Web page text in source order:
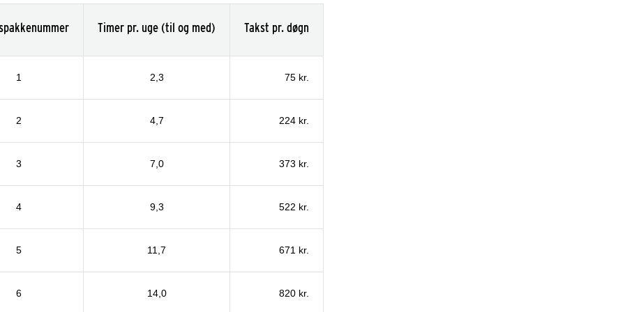
Timer pr. uge (til og med) Takst pr. døgn
1 2,3 75 kr.
2 4,7 224 kr.
3 7,0 373 kr.
4 9,3 522 kr.
5 11,7 671 kr.
6 14,0 820 kr.